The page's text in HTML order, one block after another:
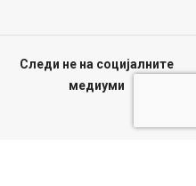
Следи не на социјалните
медиуми